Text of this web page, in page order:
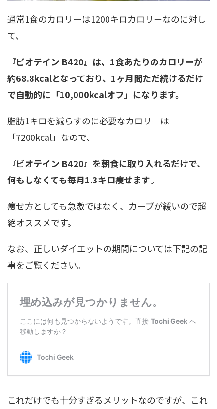
通常1食のカロリーは1200キロカロリーなのに対し
て、
『ビオテイン B420』は、1食あたりのカロリーが
約68.8kcalとなっており、1ヶ月間ただ続けるだけ
で自動的に「10,000kcalオフ」になります。
脂肪1キロを減らすのに必要なカロリーは
「7200kcal」なので、
『ビオテイン B420』を朝食に取り入れるだけで、
何もしなくても毎月1.3キロ痩せます。
痩せ方としても急激ではなく、カーブが緩いので超
絶オススメです。
なお、正しいダイエットの期間については下記の記
事をご覧ください。
これだけでも十分すぎるメリットなのですが、これ